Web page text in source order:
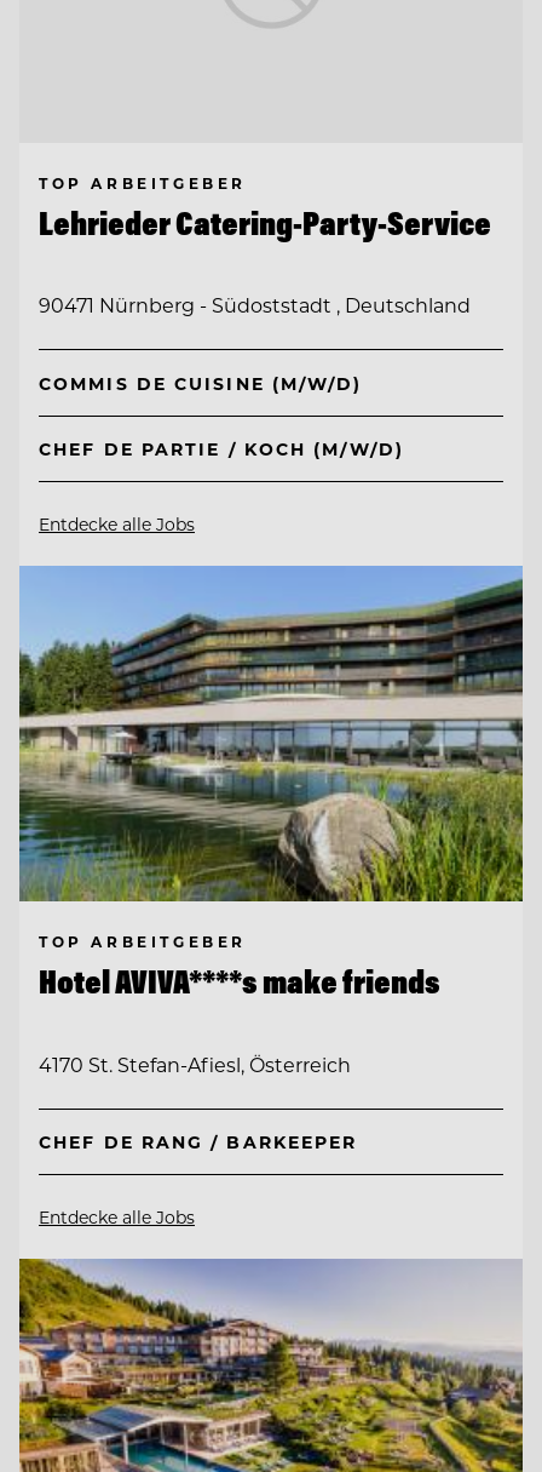
TOP ARBEITGEBER
Lehrieder Catering-Party-Service
90471 Nürnberg - Südoststadt , Deutschland
COMMIS DE CUISINE (M/W/D)
CHEF DE PARTIE / KOCH (M/W/D)
Entdecke alle Jobs
TOP ARBEITGEBER
Hotel AVIVA****s make friends
4170 St. Stefan-Afiesl, Österreich
CHEF DE RANG / BARKEEPER
Entdecke alle Jobs